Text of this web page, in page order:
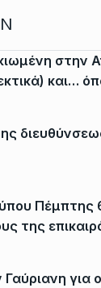
στην
και…
Πέμπτης
της